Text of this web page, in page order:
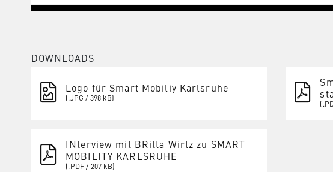
DOWNLOADS
Logo für Smart Mobiliy Karlsruhe
(.JPG / 398 kB)
INterview mit BRitta Wirtz zu SMART
MOBILITY KARLSRUHE
(.PDF / 207 kB)